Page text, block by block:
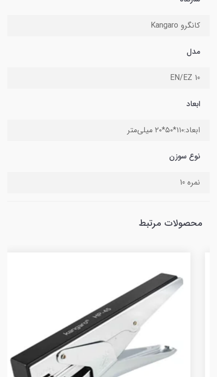
کانگرو Kangaro
مدل
EN/EZ 10
ابعاد
ابعاد:۱۱۰*۵۰*۲۰ میلی‌متر
نوع سوزن
نمره 10
محصولات مرتبط